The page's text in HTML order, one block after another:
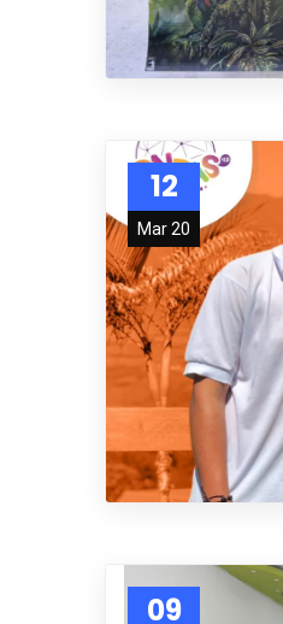
12
Mar 20
09